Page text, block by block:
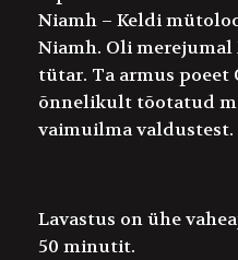
Niamh – Keldi
Niamh. Oli
tütar. Ta armus poeet
õnnelikult tõotatud
vaimuilma valdustest.
Lavastus on ühe
50 minutit.